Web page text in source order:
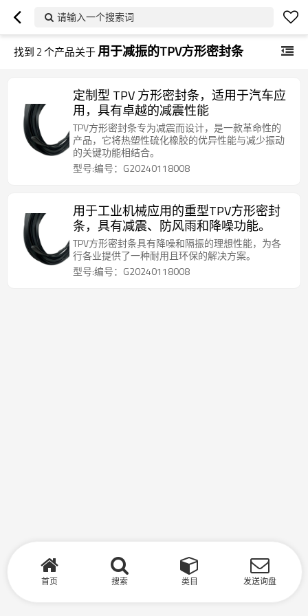
请输入一个搜索词
找到 2个产品关于用于减振的TPV方形密封条
定制型 TPV 方形密封条，适用于汽车应
用，具有卓越的减震性能
TPV方形密封条专为减震而设计，是一款革命性的
产品，它将热塑性硫化橡胶的优异性能与减少振动
的关键功能相结合。
型号:编号：G20240118008
用于工业机械应用的重型TPV方形密封
条，具有减震、防风雨和降噪功能。
TPV方形密封条具有降噪和隔振的理想性能，为各
行各业提供了一种耐用且环保的解决方案。
型号:编号：G20240118008
首页 搜索 类目 发送询盘